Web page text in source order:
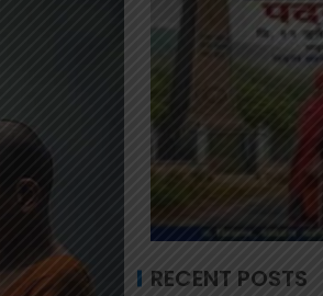
RECENT POSTS